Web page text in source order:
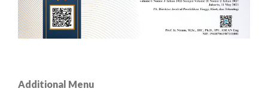
Additional Menu